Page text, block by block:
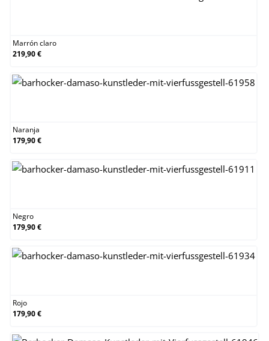
Marrón claro
219,90 €
Naranja
179,90 €
Negro
179,90 €
Rojo
179,90 €